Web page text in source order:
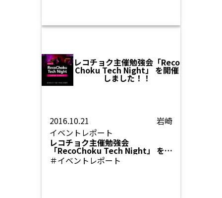
レコチョク主催勉強会「Reco
Choku Tech Night」 を開催
しました！！
2016.10.21
岩崎
イベントレポート
レコチョク主催勉強会
「RecoChoku Tech Night」 を開
催しました！！
＃イベントレポート